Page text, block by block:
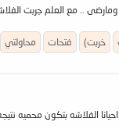
خربت) فتحات محاولتي
الفلاشه بتكون محميه